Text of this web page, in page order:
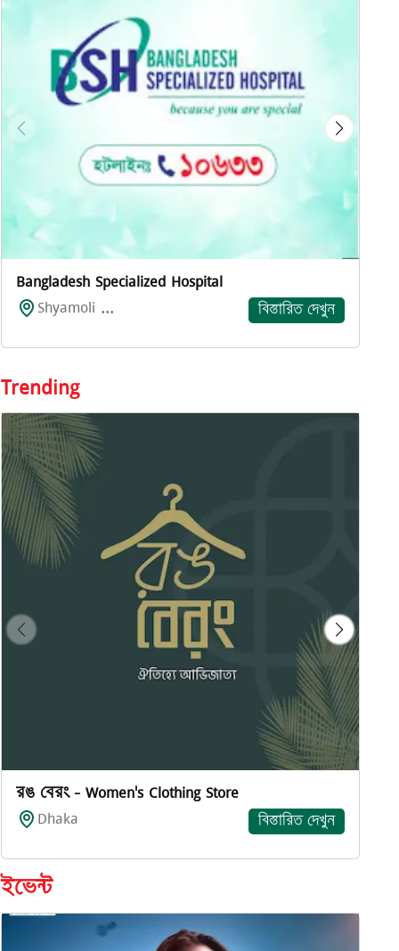
Bangladesh Specialized Hospital
Shyamoli ...
বিস্তারিত দেখুন
Trending
রঙ বেরং - Women's Clothing Store
Dhaka
বিস্তারিত দেখুন
ইভেন্ট